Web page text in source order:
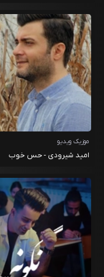
موزیک ویدیو
امید شیرودی - حس خوب